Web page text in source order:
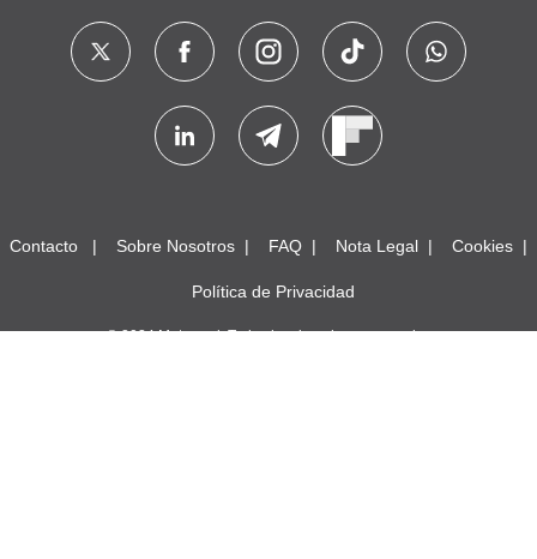
Contacto Sobre Nosotros FAQ Nota Legal Cookies
Política de Privacidad
© 2024 Meteored. Todos los derechos reservados